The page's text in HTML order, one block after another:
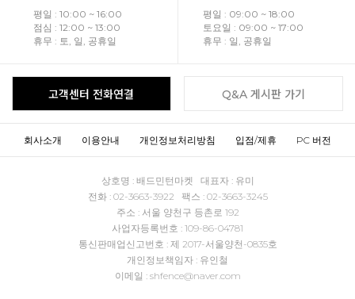
평일 : 10:00 ~ 16:00
점심 : 12:00 ~ 13:00
휴무 : 토, 일, 공휴일
평일 : 09:00 ~ 18:00
토요일 : 09:00 ~ 17:00
휴무 : 일, 공휴일
고객센터 전화연결 Q&A 게시판 가기
회사소개 이용안내 개인정보처리방침 입점/제휴 PC 버전
상호명 : 배드민턴마켓 대표자 : 유미
전화 : 02-3663-3922 팩스 : 02-3663-3245
주소 : 서울 양천구 등촌로 192
사업자등록번호 : 109-86-04781
통신판매업신고번호 : 제 2017-서울양천-0835호
개인정보책임자 : 유인철
이메일 : shfence@naver.com